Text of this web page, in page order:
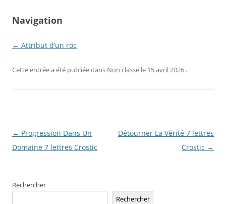
Navigation
← Attribut d’un roc
Cette entrée a été publiée dans Non classé le 15 avril 2026 .
Navigation
des
← Progression Dans Un
Domaine 7 lettres Crostic
Détourner La Vérité 7 lettres
Crostic →
Rechercher
Rechercher